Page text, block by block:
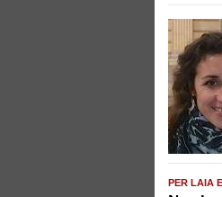
PER LAIA